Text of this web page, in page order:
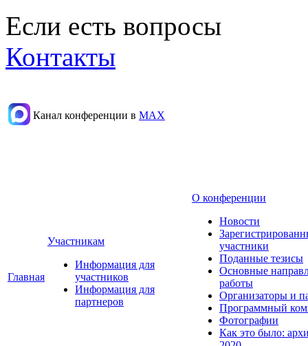
Если есть вопросы
Контакты
Канал конференции в МАХ
Главная
Участникам
Информация для
участников
Информация для
партнеров
О конференции
Новости
участники
Поданные тезисы
Основные
работы
Организаторы и
Программный
Фотографии
Как это было: